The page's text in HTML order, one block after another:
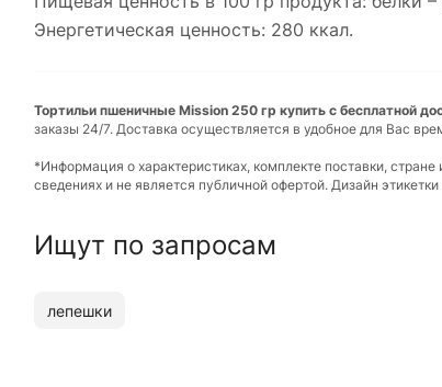
Энергетическая ценность: 280 ккал.
Тортильи пшеничные Mission 250 гр купить с бесплатной
заказы 24/7. Доставка осуществляется в удобное для Вас
*Информация о характеристиках, комплекте поставки,
сведениях и не является публичной офертой. Дизайн
Ищут по запросам
лепешки